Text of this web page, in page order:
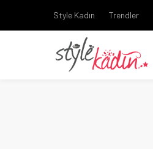
Style Kadın Trendler